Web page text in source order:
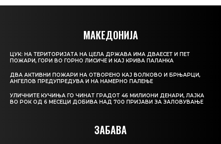
МАКЕДОНИЈА
ЦУК: НА ТЕРИТОРИЈАТА НА ЦЕЛА ДРЖАВА ИМА ДВАЕСЕТ И ПЕТ
ПОЖАРИ, ГОРИ ВО ГОРНО ЛИСИЧЕ И КАЈ КРИВА ПАЛАНКА
ДВА АКТИВНИ ПОЖАРИ НА ОТВОРЕНО КАЈ ВОЛКОВО И БРЊАРЦИ,
АНГЕЛОВ ПРЕДУПРЕДУВА И НА НАМЕРНО ПАЛЕЊЕ
УЛИЧНИТЕ КУЧИЊА ГО ЧИНАТ ГРАДОТ 46 МИЛИОНИ ДЕНАРИ, ЛАЈКА
ВО РОК ОД 6 МЕСЕЦИ ДОБИВА НАД 700 ПРИЈАВИ ЗА ЗАЛОВУВАЊЕ
ЗАБАВА